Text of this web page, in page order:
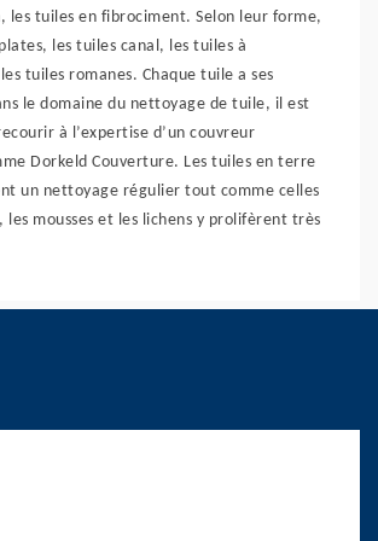
les tuiles en fibrociment. Selon leur forme,
les tuiles canal, les tuiles à
tuiles romanes. Chaque tuile a ses
le domaine du nettoyage de tuile, il est
à l’expertise d’un couvreur
Dorkeld Couverture. Les tuiles en terre
un nettoyage régulier tout comme celles
mousses et les lichens y prolifèrent très